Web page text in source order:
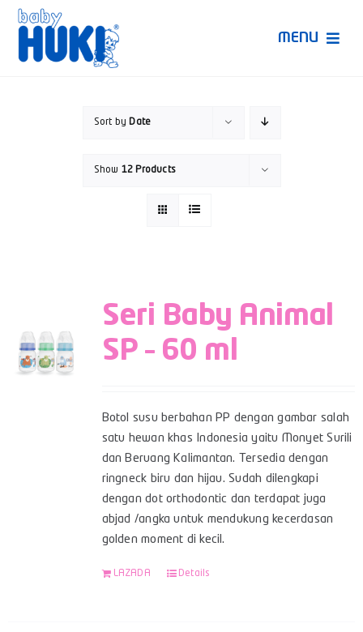
Skip
content
MENU
Sort by Date
Show 12 Products
Seri Baby Animal
SP – 60 ml
Botol susu berbahan PP dengan gambar salah
satu hewan khas Indonesia yaitu Monyet Surili
dan Beruang Kalimantan. Tersedia dengan
ringneck biru dan hijau. Sudah dilengkapi
dengan dot orthodontic dan terdapat juga
abjad /angka untuk mendukung kecerdasan
golden moment di kecil.
LAZADA Details